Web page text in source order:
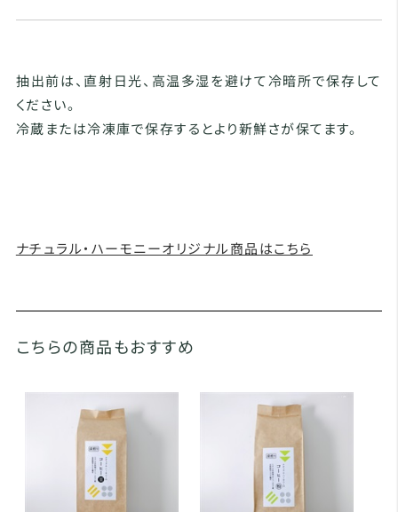
抽出前は、直射日光、高温多湿を避けて冷暗所で保存して
ください。
冷蔵または冷凍庫で保存するとより新鮮さが保てます。
ナチュラル・ハーモニーオリジナル商品はこちら
こちらの商品もおすすめ